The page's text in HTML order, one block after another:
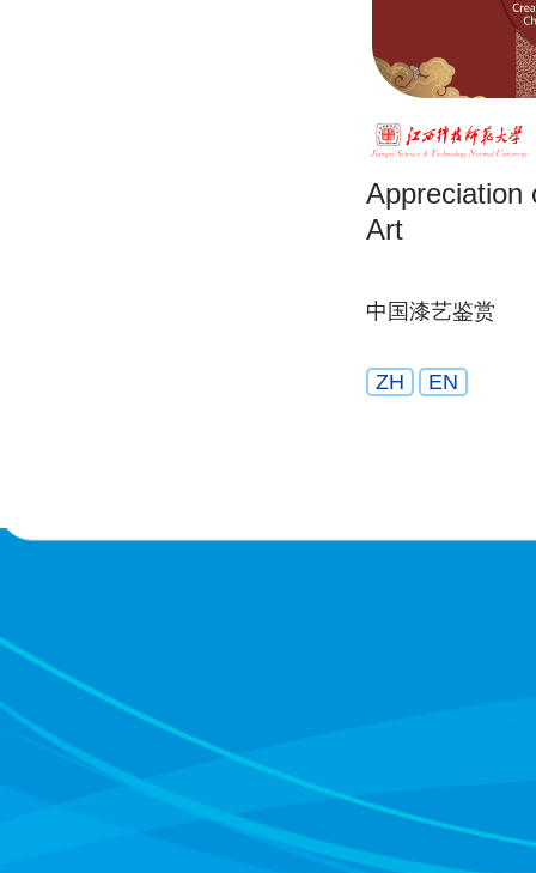
Appreciation
Art
中国漆艺鉴赏
ZH EN